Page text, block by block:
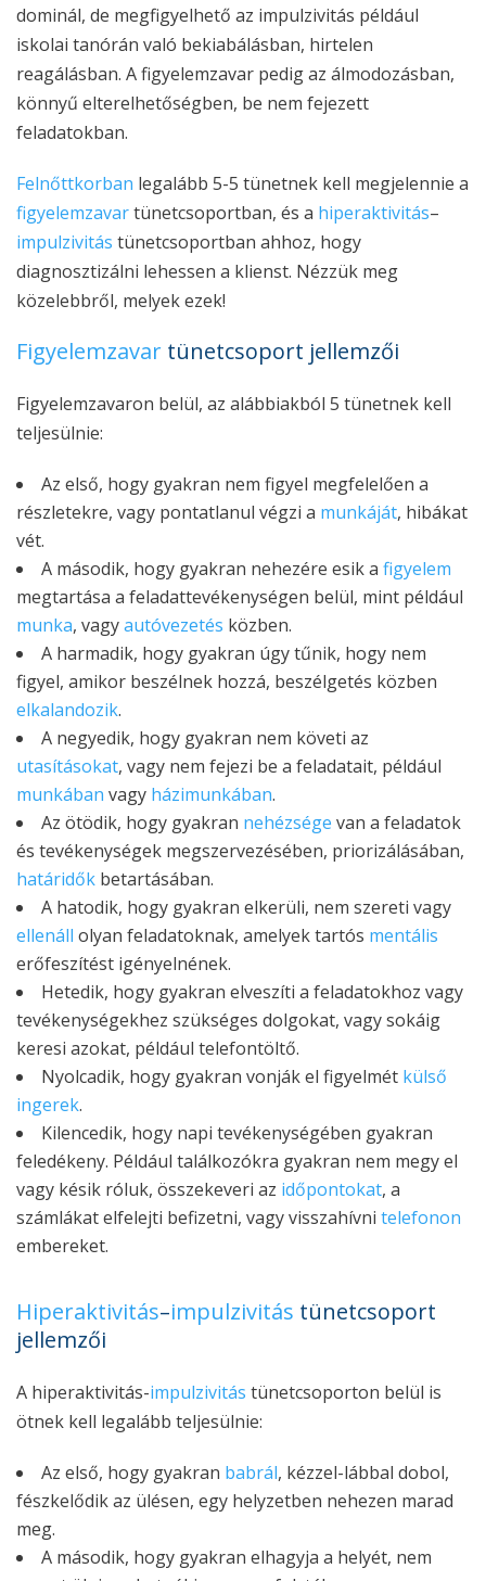
dominál, de megfigyelhető az impulzivitás például
iskolai tanórán való bekiabálásban, hirtelen
reagálásban. A figyelemzavar pedig az álmodozásban,
könnyű elterelhetőségben, be nem fejezett
feladatokban.
Felnőttkorban legalább 5-5 tünetnek kell megjelennie a
figyelemzavartünetcsoportban, és a hiperaktivitás–
impulzivitás tünetcsoportban ahhoz, hogy
diagnosztizálni lehessen a klienst. Nézzük meg
közelebbről, melyek ezek!
Figyelemzavar tünetcsoport jellemzői
Figyelemzavaron belül, az alábbiakból 5 tünetnek kell
teljesülnie:
Az első, hogy gyakran nem figyel megfelelően a
részletekre, vagy pontatlanul végzi a munkáját, hibákat
vét.
A második, hogy gyakran nehezére esik a figyelem
megtartása a feladattevékenységen belül, mint például
munka, vagyautóvezetés közben.
A harmadik, hogy gyakran úgy tűnik, hogy nem
figyel, amikor beszélnek hozzá, beszélgetés közben
elkalandozik.
A negyedik, hogy gyakran nem követi az
utasításokat, vagy nem fejezi be a feladatait, például
munkában vagy házimunkában.
Az ötödik, hogy gyakran nehézsége van a feladatok
és tevékenységek megszervezésében, priorizálásában,
határidők betartásában.
A hatodik, hogy gyakran elkerüli, nem szereti vagy
ellenáll olyan feladatoknak, amelyek tartós mentális
erőfeszítést igényelnének.
Hetedik, hogy gyakran elveszíti a feladatokhoz vagy
tevékenységekhez szükséges dolgokat, vagy sokáig
keresi azokat, például telefontöltő.
Nyolcadik, hogy gyakran vonják el figyelmét külső
ingerek.
Kilencedik, hogy napi tevékenységében gyakran
feledékeny. Például találkozókra gyakran nem megy el
vagy késik róluk, összekeveri az időpontokat, a
számlákat elfelejti befizetni, vagy visszahívni telefonon
embereket.
Hiperaktivitás–impulzivitás tünetcsoport
jellemzői
A hiperaktivitás-impulzivitás tünetcsoporton belül is
ötnek kell legalább teljesülnie:
Az első, hogy gyakran babrál, kézzel-lábbal dobol,
fészkelődik az ülésen, egy helyzetben nehezen marad
meg.
A második, hogy gyakran elhagyja a helyét, nem